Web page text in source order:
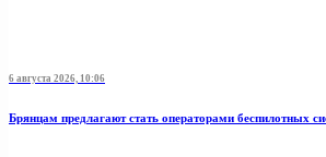
6 августа 2026, 10:06
Брянцам предлагают стать оперaторами бeспилотных